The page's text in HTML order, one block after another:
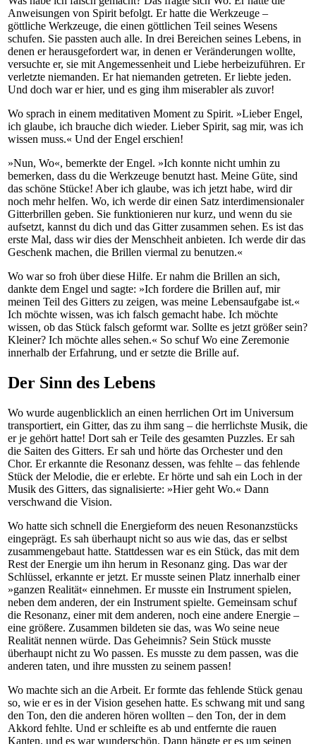
Anweisungen von Spirit befolgt. Er hatte die Werkzeuge –
göttliche Werkzeuge, die einen göttlichen Teil seines Wesens
schufen. Sie passten auch alle. In drei Bereichen seines Lebens, in
denen er herausgefordert war, in denen er Veränderungen wollte,
versuchte er, sie mit Angemessenheit und Liebe herbeizuführen. Er
verletzte niemanden. Er hat niemanden getreten. Er liebte jeden.
Und doch war er hier, und es ging ihm miserabler als zuvor!
Wo sprach in einem meditativen Moment zu Spirit. »Lieber Engel,
ich glaube, ich brauche dich wieder. Lieber Spirit, sag mir, was ich
wissen muss.« Und der Engel erschien!
»Nun, Wo«, bemerkte der Engel. »Ich konnte nicht umhin zu
bemerken, dass du die Werkzeuge benutzt hast. Meine Güte, sind
das schöne Stücke! Aber ich glaube, was ich jetzt habe, wird dir
noch mehr helfen. Wo, ich werde dir einen Satz interdimensionaler
Gitterbrillen geben. Sie funktionieren nur kurz, und wenn du sie
aufsetzt, kannst du dich und das Gitter zusammen sehen. Es ist das
erste Mal, dass wir dies der Menschheit anbieten. Ich werde dir das
Geschenk machen, die Brillen viermal zu benutzen.«
Wo war so froh über diese Hilfe. Er nahm die Brillen an sich,
dankte dem Engel und sagte: »Ich fordere die Brillen auf, mir
meinen Teil des Gitters zu zeigen, was meine Lebensaufgabe ist.«
Ich möchte wissen, was ich falsch gemacht habe. Ich möchte
wissen, ob das Stück falsch geformt war. Sollte es jetzt größer sein?
Kleiner? Ich möchte alles sehen.« So schuf Wo eine Zeremonie
innerhalb der Erfahrung, und er setzte die Brille auf.
Der Sinn des Lebens
Wo wurde augenblicklich an einen herrlichen Ort im Universum
transportiert, ein Gitter, das zu ihm sang – die herrlichste Musik, die
er je gehört hatte! Dort sah er Teile des gesamten Puzzles. Er sah
die Saiten des Gitters. Er sah und hörte das Orchester und den
Chor. Er erkannte die Resonanz dessen, was fehlte – das fehlende
Stück der Melodie, die er erlebte. Er hörte und sah ein Loch in der
Musik des Gitters, das signalisierte: »Hier geht Wo.« Dann
verschwand die Vision.
Wo hatte sich schnell die Energieform des neuen Resonanzstücks
eingeprägt. Es sah überhaupt nicht so aus wie das, das er selbst
zusammengebaut hatte. Stattdessen war es ein Stück, das mit dem
Rest der Energie um ihn herum in Resonanz ging. Das war der
Schlüssel, erkannte er jetzt. Er musste seinen Platz innerhalb einer
»ganzen Realität« einnehmen. Er musste ein Instrument spielen,
neben dem anderen, der ein Instrument spielte. Gemeinsam schuf
die Resonanz, einer mit dem anderen, noch eine andere Energie –
eine größere. Zusammen bildeten sie das, was Wo seine neue
Realität nennen würde. Das Geheimnis? Sein Stück musste
überhaupt nicht zu Wo passen. Es musste zu dem passen, was die
anderen taten, und ihre mussten zu seinem passen!
Wo machte sich an die Arbeit. Er formte das fehlende Stück genau
so, wie er es in der Vision gesehen hatte. Es schwang mit und sang
den Ton, den die anderen hören wollten – den Ton, der in dem
Akkord fehlte. Und er schleifte es ab und entfernte die rauen
Kanten, und es war wunderschön. Dann hängte er es um seinen